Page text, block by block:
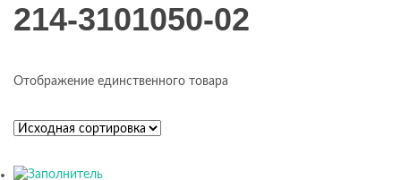
214-3101050-02
Отображение единственного товара